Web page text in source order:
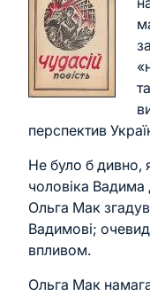
перспектив
Не було б дивно,
чоловіка
Ольга Мак
Вадимові;
впливом.
Ольга Мак